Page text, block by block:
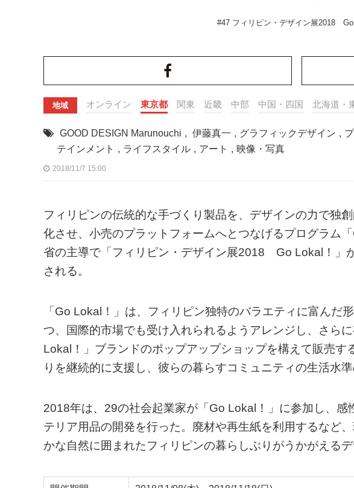
#47 フィリピン・デザイン展2018
地域 オンライン 東京都 関東 近畿 中部 中国・四国 北海道・
GOOD DESIGN Marunouchi , 伊藤真一 , グラフィックデザイン ,
テインメント , ライフスタイル , アート , 映像・写真
2018/11/7 15:00
フィリピンの伝統的な手づくり製品を、デザインの力で独
化させ、小売のプラットフォームへとつなげるプログラム
省の主導で「フィリピン・デザイン展2018 Go Lokal！」
される。
「Go Lokal！」は、フィリピン独特のバラエティに富んだ
つ、国際的市場でも受け入れられるようアレンジし、さら
Lokal！」ブランドのポップアップショップを構えて販売す
りを継続的に支援し、彼らの暮らすコミュニティの生活水
2018年は、29の社会起業家が「Go Lokal！」に参加し、感
テリア用品の開発を行った。廃材や再生紙を利用するなど
かな自然に囲まれたフィリピンの暮らしぶりがうかがえるデ